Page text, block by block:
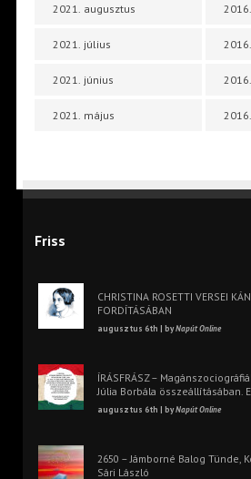
2021. augusztus
2021. július
2021. június
2021. május
Friss
CHRISTINA ROSETTI VERSEI
FORDÍTÁSÁBAN
augusztus 6th | byNapút Online
ÍRÁSFRÁSZ –
Júlia Borbála összeállításában.
augusztus 6th | byNapút Online
2650 – Jámborné Balog Tünde,
Sári László